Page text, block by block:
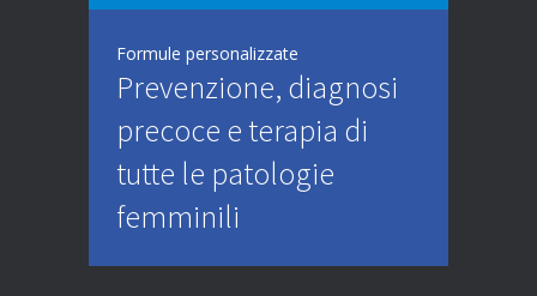
Formule personalizzate
Prevenzione, diagnosi
precoce e terapia di
tutte le patologie
femminili